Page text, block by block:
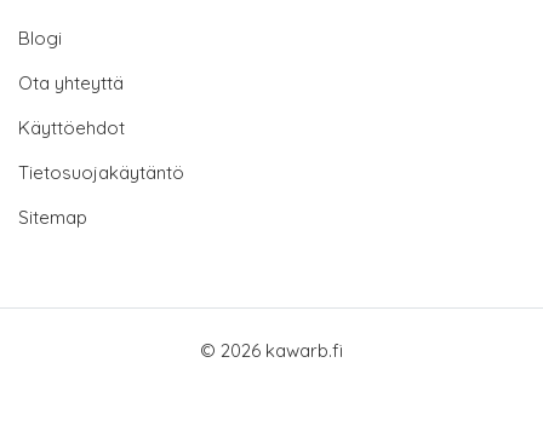
Blogi
Ota yhteyttä
Käyttöehdot
Tietosuojakäytäntö
Sitemap
© 2026 kawarb.fi